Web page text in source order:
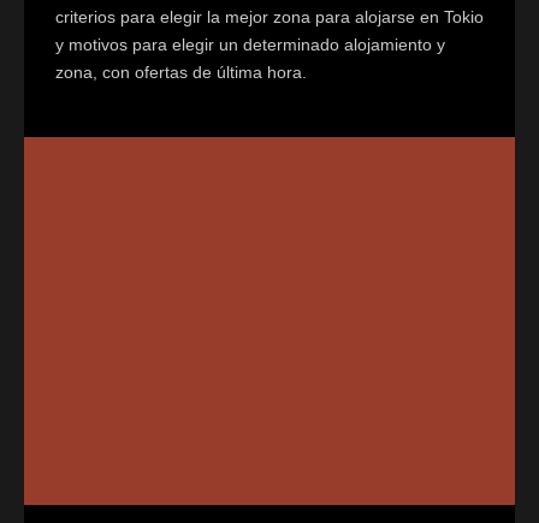
criterios para elegir la mejor zona para alojarse en Tokio
y motivos para elegir un determinado alojamiento y
zona, con ofertas de última hora.